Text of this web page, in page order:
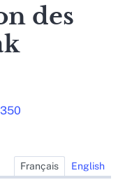
des
Français English